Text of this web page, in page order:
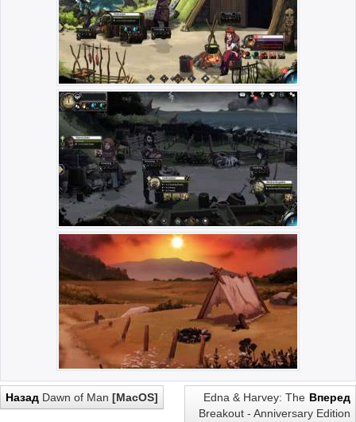
Назад Dawn of Man [MacOS] Вперед
Edna & Harvey: The
Breakout - Anniversary Edition